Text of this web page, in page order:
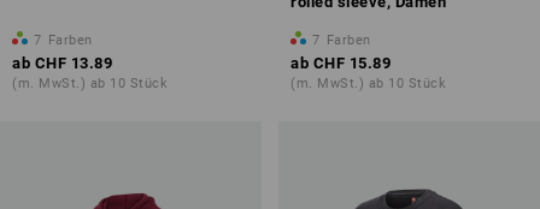
7 Farben
ab CHF 13.89
(m. MwSt.) ab 10 Stück
7 Farben
ab CHF 15.89
(m. MwSt.) ab 10 Stück